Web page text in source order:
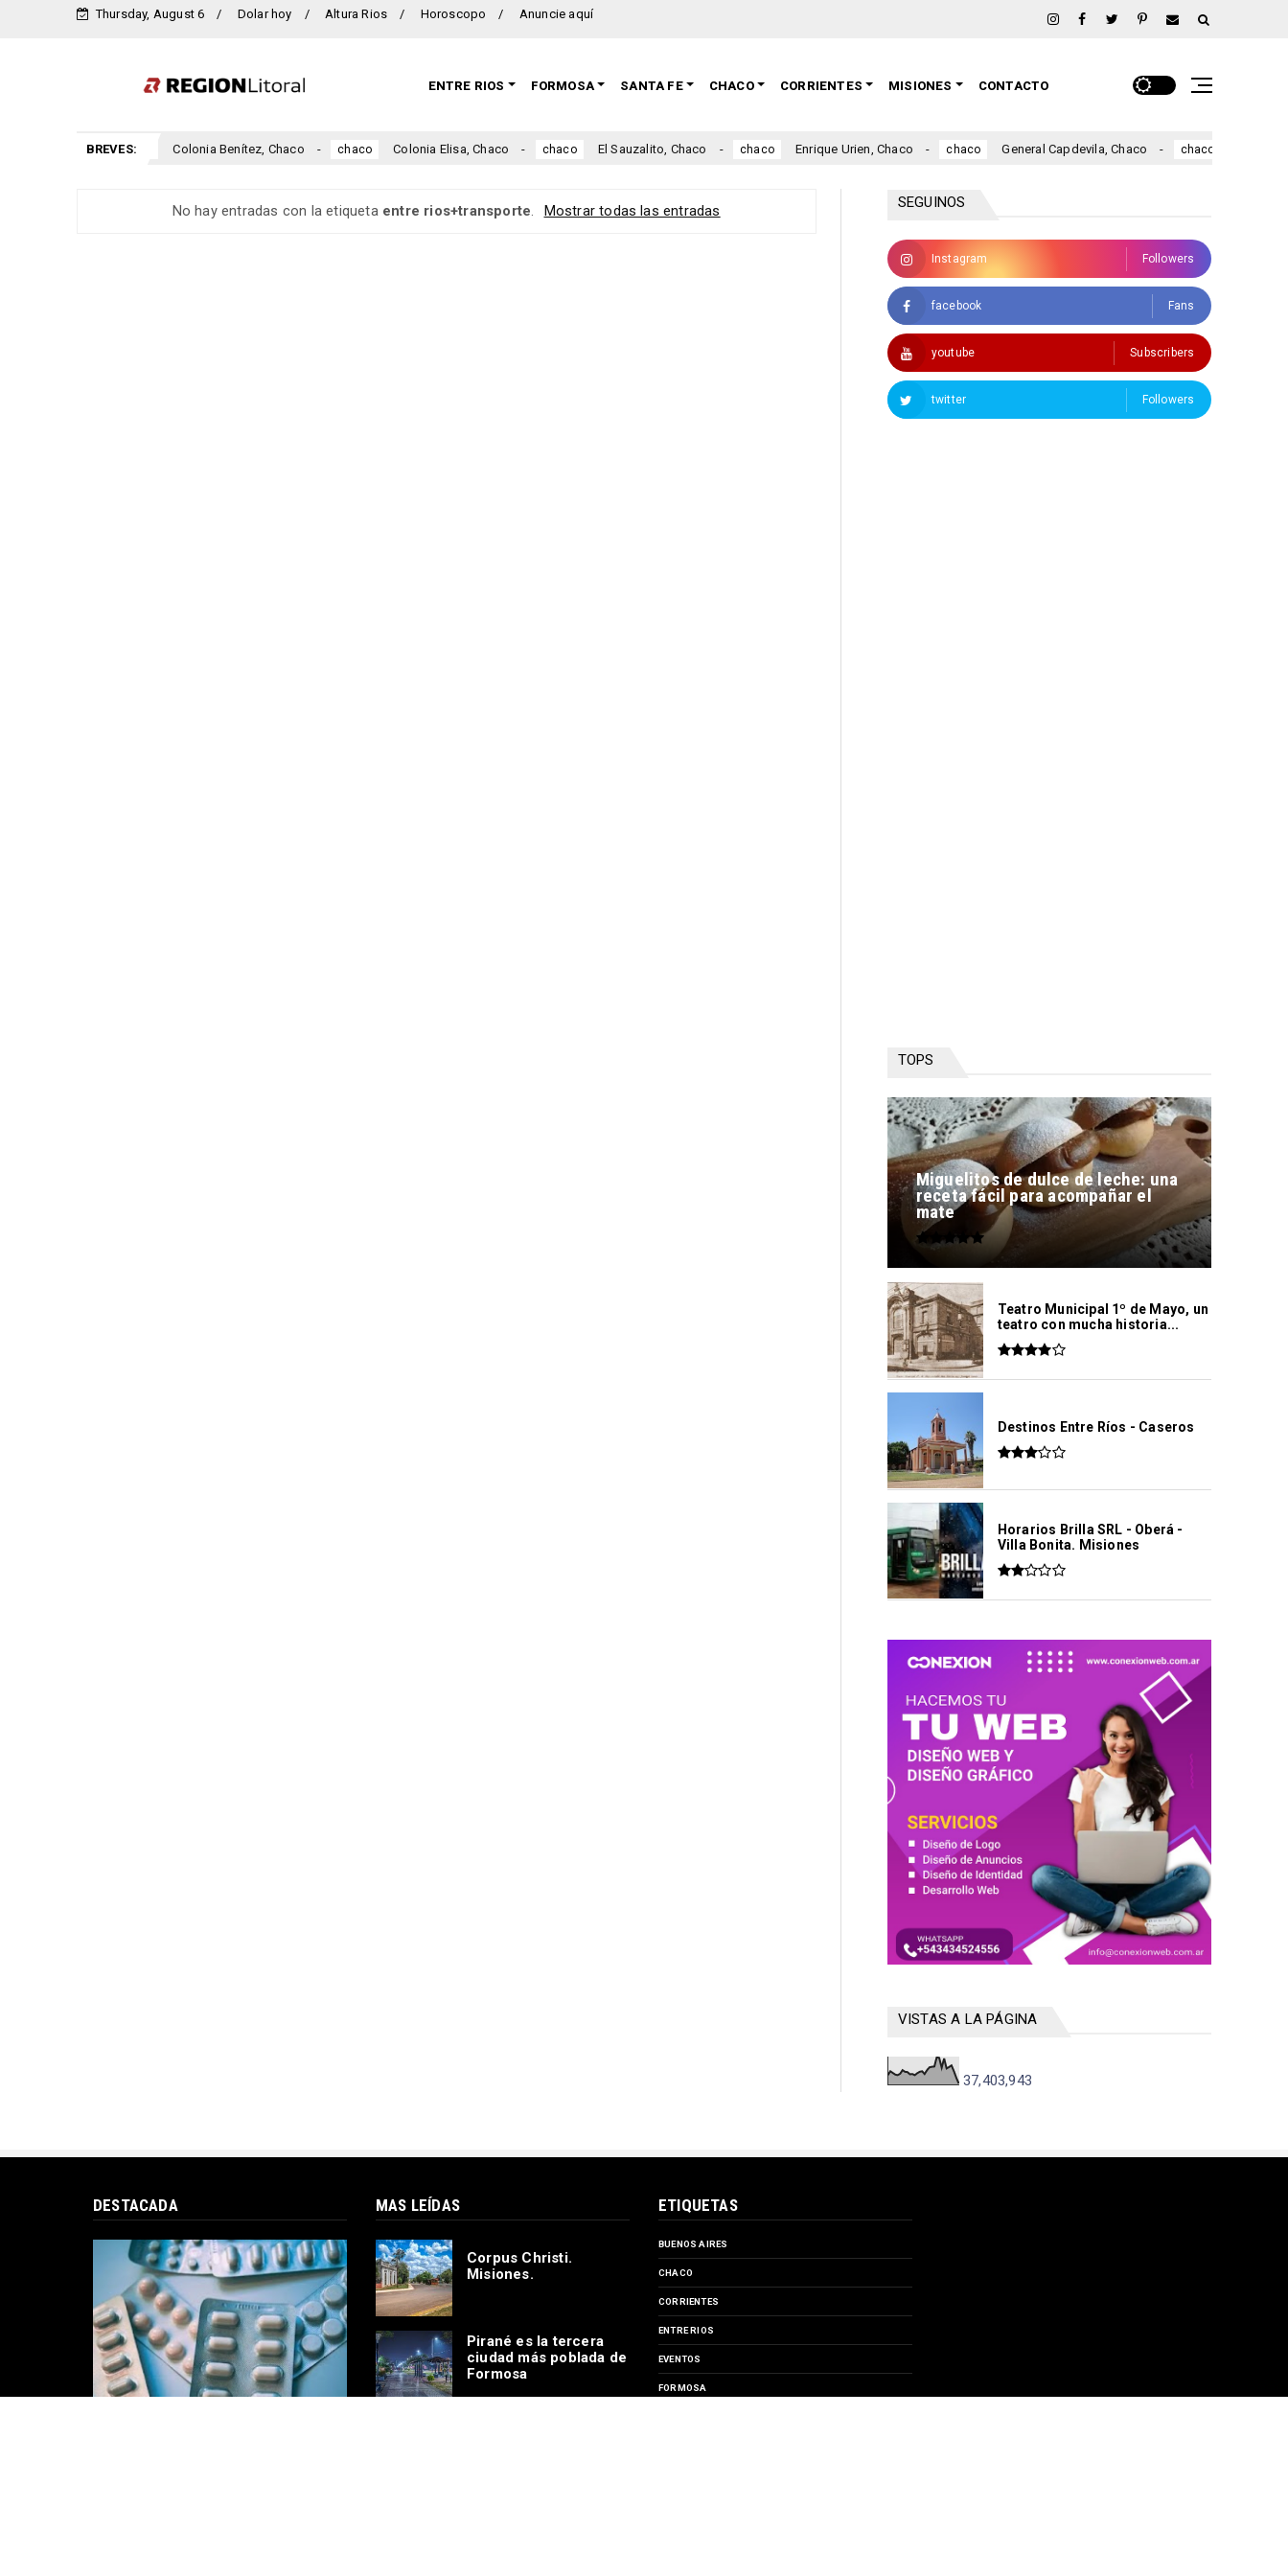
Thursday, August 6 Dolar hoy Altura Rios Horoscopo Anuncie aquí
ENTRE RIOS FORMOSA SANTA FE CHACO CORRIENTES MISIONES CONTACTO
BREVES:
chaco Colonia Benítez, Chaco chaco Colonia Elisa, Chaco chaco El Sauzalito, Chaco chaco Enrique Urien, Chaco chaco General Capdevila, Chaco chaco
No hay entradas con la etiqueta entre rios+transporte. Mostrar todas las entradas SEGUINOS
Instagram Followers
facebook Fans
youtube Subscribers
twitter Followers
TOPS
Miguelitos de dulce de leche: una
receta fácil para acompañar el
mate
Teatro Municipal 1º de Mayo, un
teatro con mucha historia...
Destinos Entre Ríos - Caseros
Horarios Brilla SRL - Oberá -
Villa Bonita. Misiones
VISTAS A LA PÁGINA
37,403,943
DESTACADA MAS LEÍDAS
Corpus Christi.
Misiones.
Pirané es la tercera
ciudad más poblada de
Formosa
ETIQUETAS
BUENOS AIRES
CHACO
CORRIENTES
ENTRE RIOS
EVENTOS
FORMOSA